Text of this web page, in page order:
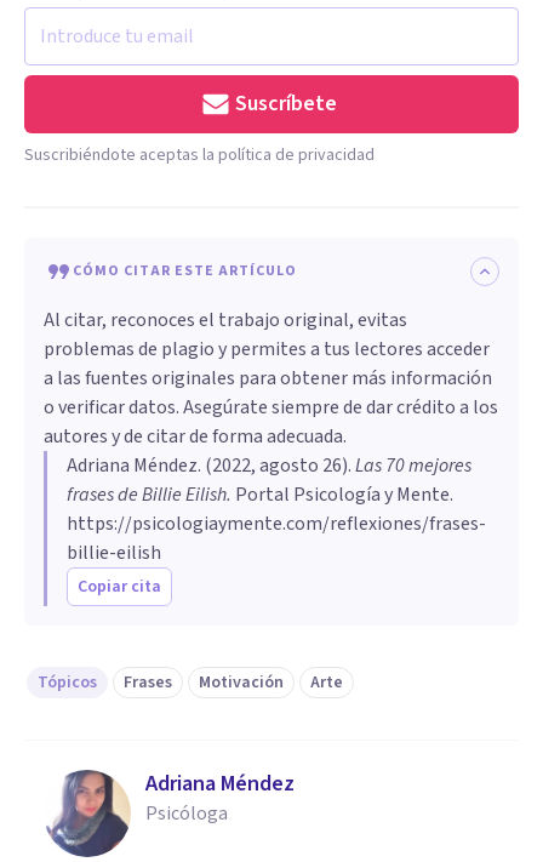
Suscríbete
Suscribiéndote aceptas la política de privacidad
CÓMO CITAR ESTE ARTÍCULO
Al citar, reconoces el trabajo original, evitas
problemas de plagio y permites a tus lectores acceder
a las fuentes originales para obtener más información
o verificar datos. Asegúrate siempre de dar crédito a los
autores y de citar de forma adecuada.
Adriana Méndez. (2022, agosto 26).Las 70 mejores
frases de Billie Eilish. Portal Psicología y Mente.
https://psicologiaymente.com/reflexiones/frases-
billie-eilish
Copiar cita
Tópicos Frases Motivación Arte
Adriana Méndez
Psicóloga